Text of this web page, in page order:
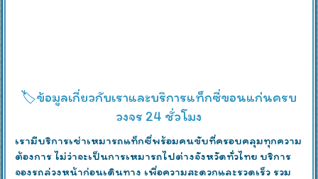
🏷️ข้อมูลเกี่ยวกับเราและบริการแท็กซี่ขอนแก่นครบ
วงจร 24 ชั่วโมง
เรามีบริการเช่าเหมารถแท็กซี่พร้อมคนขับที่ครอบคลุมทุกความ
ต้องการ ไม่ว่าจะเป็นการเหมารถไปต่างจังหวัดทั่วไทย บริการ
จองรถล่วงหน้าก่อนเดินทาง เพื่อความสะดวกและรวดเร็ว รวม